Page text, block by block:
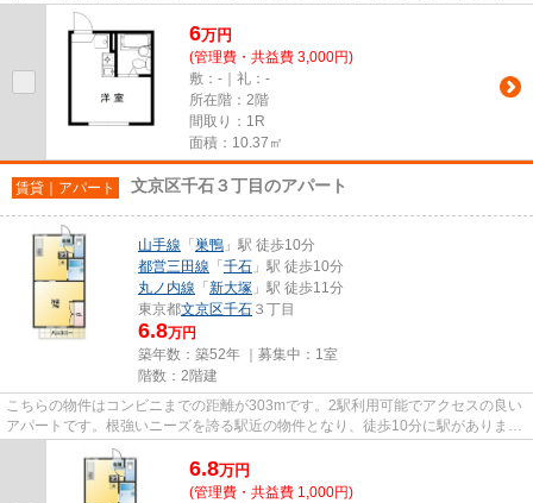
駅にアクセスできる物件です。...
6万円
(管理費・共益費 3,000円)
敷：-｜礼：-
所在階：2階
間取り：1R
面積：10.37㎡
賃貸｜アパート 文京区千石３丁目のアパート
山手線 「 巣鴨 」駅 徒歩10分
都営三田線 「 千石 」駅 徒歩10分
丸ノ内線 「 新大塚 」駅 徒歩11分
東京都文京区千石 ３丁目
6.8万円
築年数：築52年 ｜募集中： 1室
階数：2階建
こちらの物件はコンビニまでの距離が303mです。2駅利用可能でアクセスの良い
アパートです。根強いニーズを誇る駅近の物件となり、徒歩10分に駅がありま
す。こちらの物件はアパートです...
6.8万円
(管理費・共益費 1,000円)